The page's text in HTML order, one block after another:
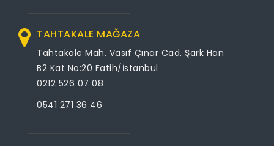
TAHTAKALE MAĞAZA
Tahtakale Mah. Vasıf Çınar Cad. Şark Han
B2 Kat No:20 Fatih/İstanbul
0212 526 07 08
0541 271 36 46